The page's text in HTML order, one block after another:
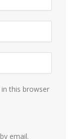
this browser
email.